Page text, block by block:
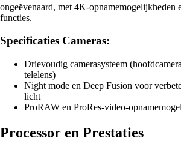
ongeëvenaard, met 4K-opnamemogelijkheden
functies.
Specificaties Cameras:
Drievoudig camerasysteem
telelens)
Night mode en Deep Fusion voor
licht
ProRAW en ProRes-video-
Processor en Prestaties